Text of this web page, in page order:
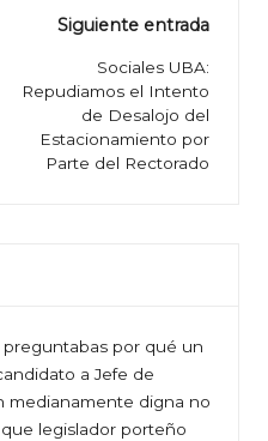
Siguiente entrada
Sociales UBA:
Repudiamos el Intento
de Desalojo del
Estacionamiento por
Parte del Rectorado
por qué un
a Jefe de
medianamente digna no
legislador porteño